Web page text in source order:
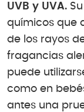
UVB y UVA.
químicos que
de los rayos
fragancias
puede
como en
antes una